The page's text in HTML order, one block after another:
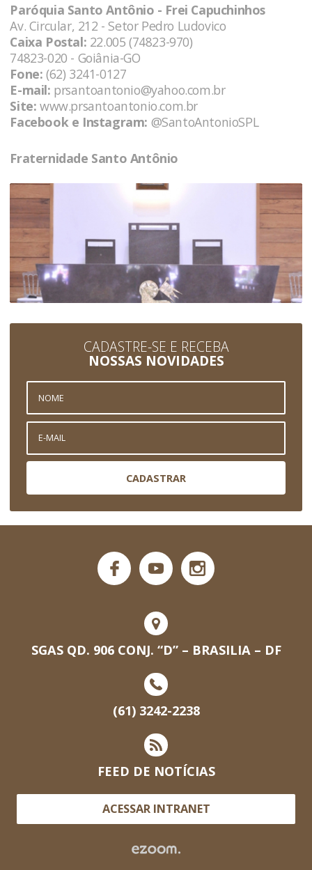
Paróquia Santo Antônio - Frei Capuchinhos
Av. Circular, 212 - Setor Pedro Ludovico
Caixa Postal: 22.005 (74823-970)
74823-020 - Goiânia-GO
Fone: (62) 3241-0127
E-mail: prsantoantonio@yahoo.com.br
Site: www.prsantoantonio.com.br
Facebook e Instagram: @SantoAntonioSPL
Fraternidade Santo Antônio
CADASTRE-SE E RECEBA
NOSSAS NOVIDADES
CADASTRAR
SGAS QD. 906 CONJ. “D” – BRASILIA – DF
(61) 3242-2238
FEED DE NOTÍCIAS
ACESSAR INTRANET